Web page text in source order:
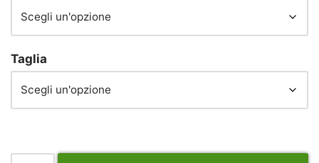
Taglia